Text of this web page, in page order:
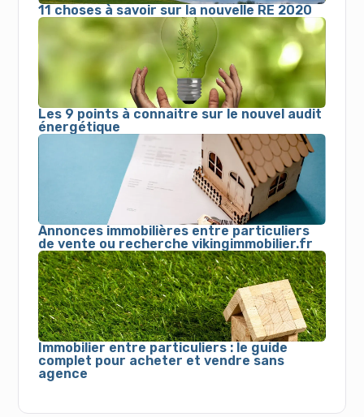
11 choses à savoir sur la nouvelle RE 2020
Les 9 points à connaitre sur le nouvel audit
énergétique
Annonces immobilières entre particuliers
de vente ou recherche vikingimmobilier.fr
Immobilier entre particuliers : le guide
complet pour acheter et vendre sans
agence